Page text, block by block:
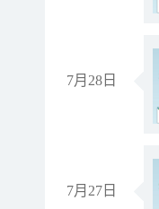
7月28日
7月27日